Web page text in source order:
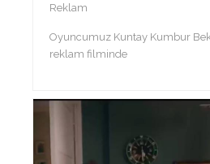
Reklam
Oyuncumuz Kuntay Kumbur
reklam filminde